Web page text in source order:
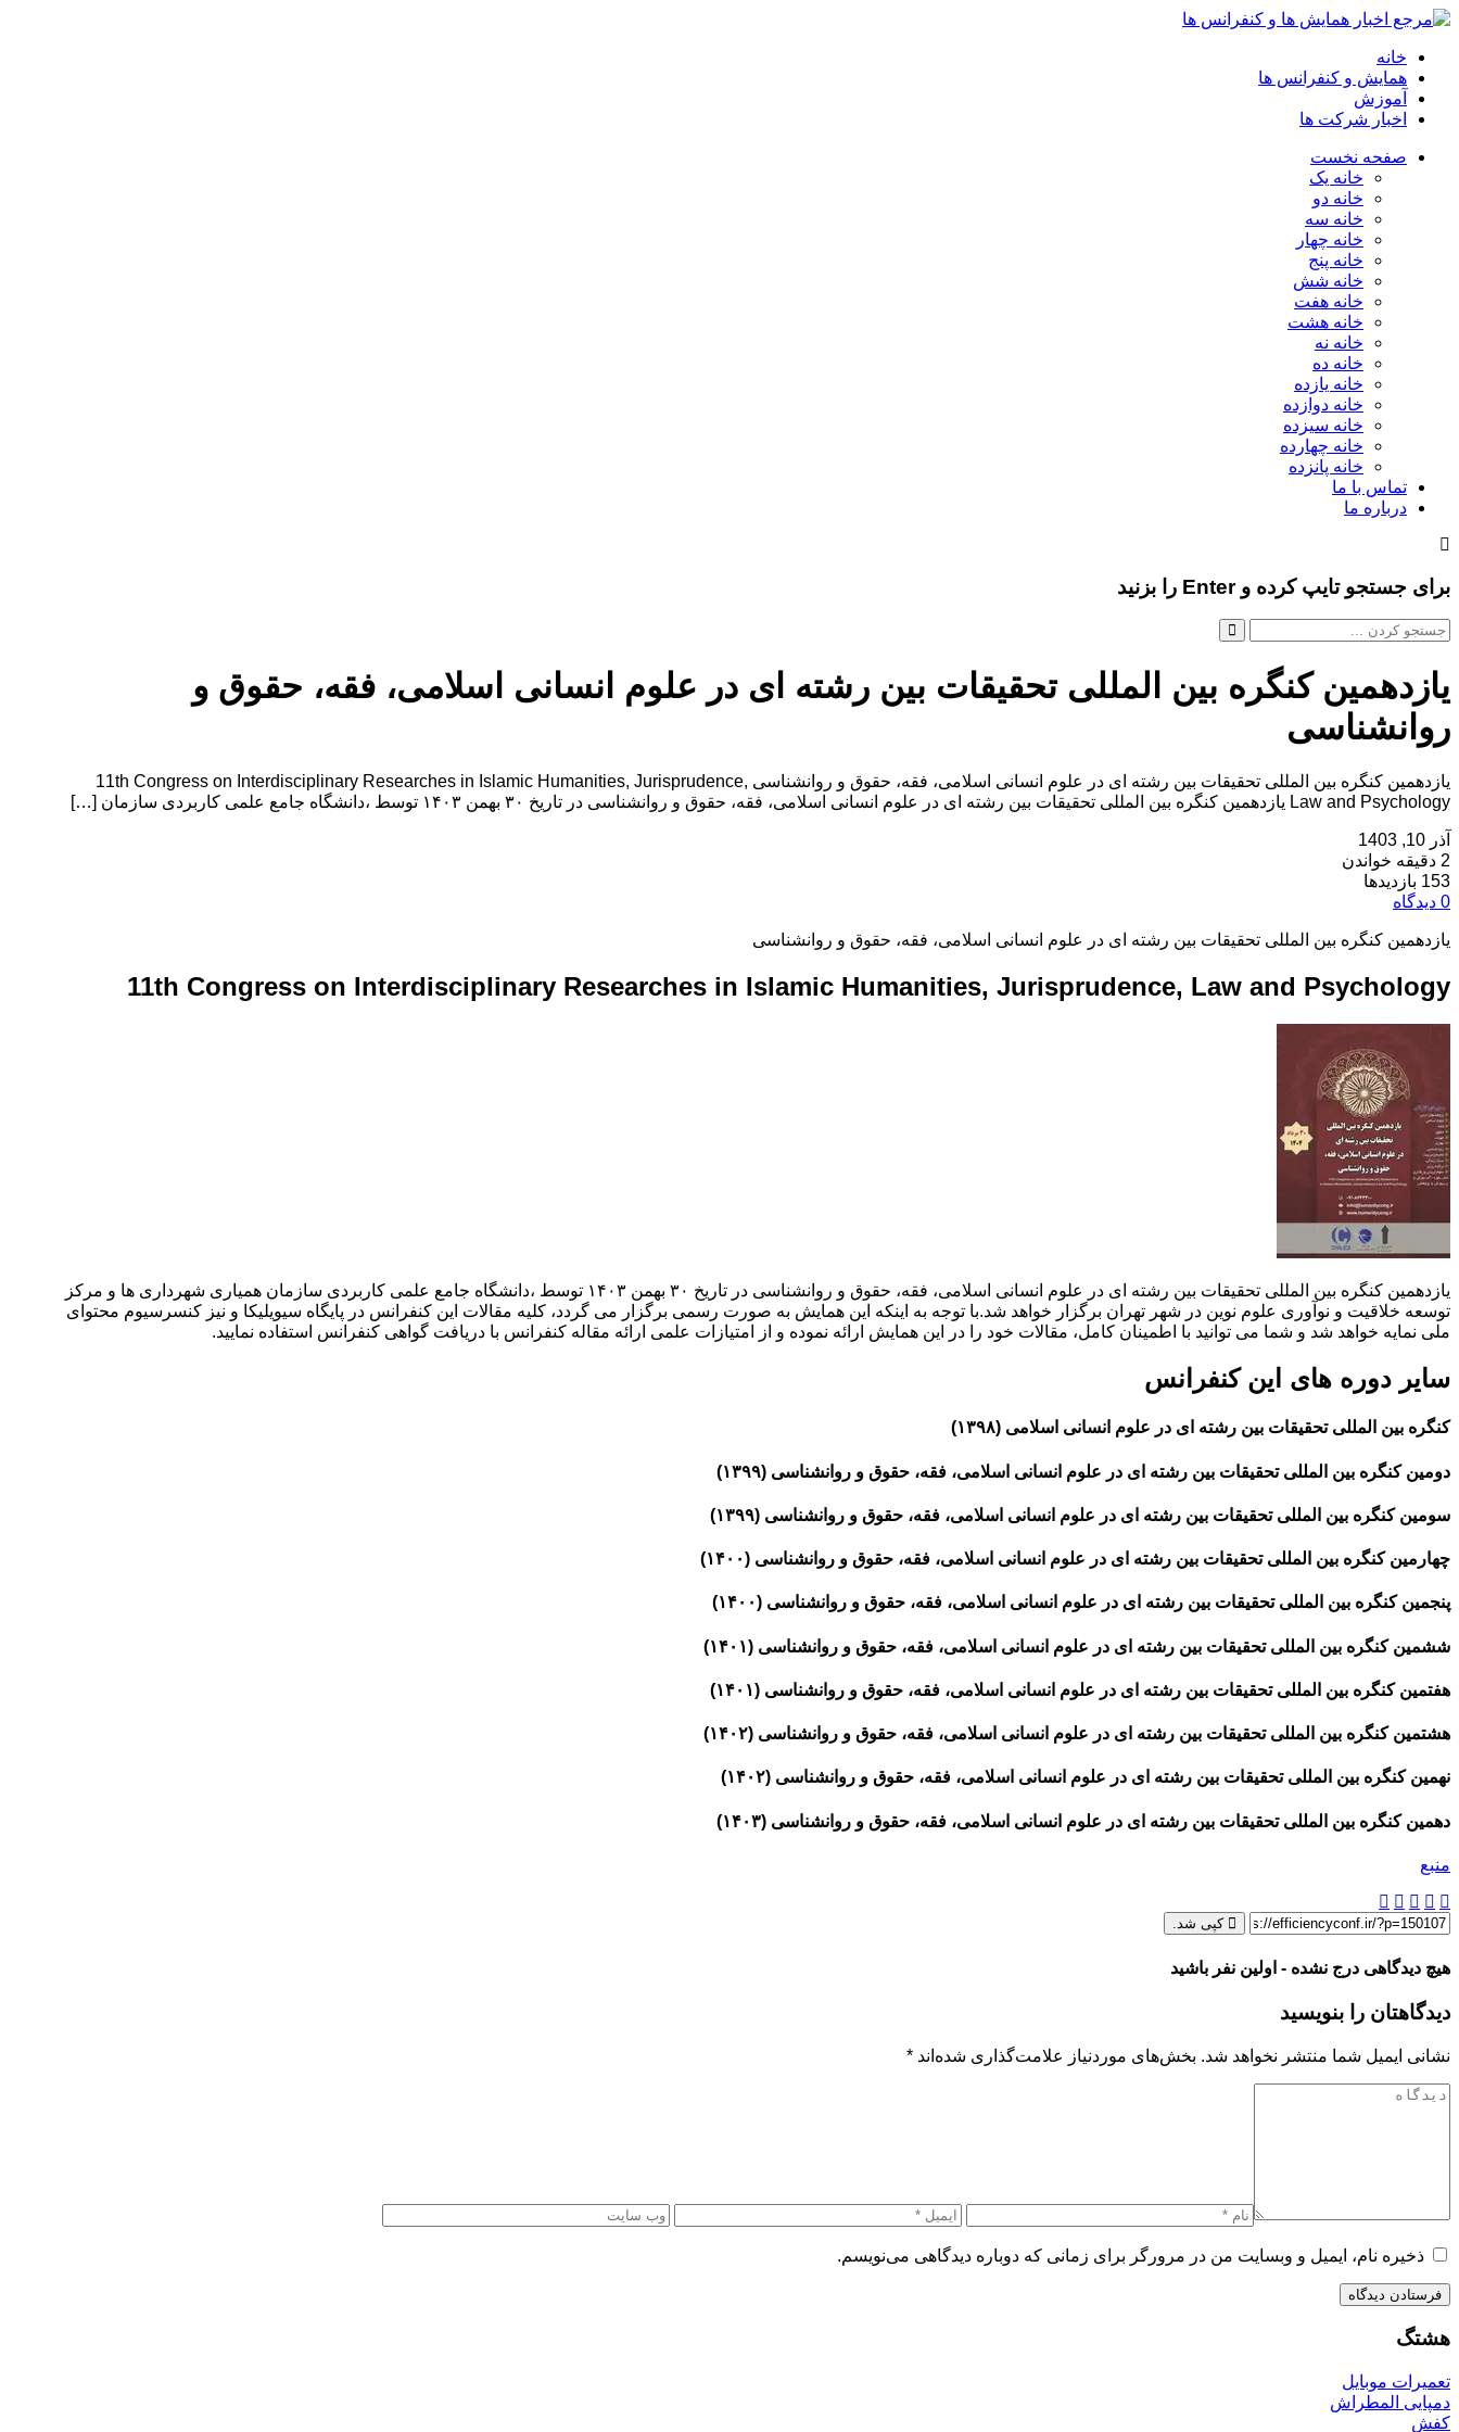
خانه
همایش و کنفرانس ها
آموزش
اخبار شرکت ها
صفحه نخست
خانه یک
خانه دو
خانه سه
خانه چهار
خانه پنج
خانه شش
خانه هفت
خانه هشت
خانه نه
خانه ده
خانه یازده
خانه دوازده
خانه سیزده
خانه چهارده
خانه پانزده
تماس با ما
درباره ما
برای جستجو تایپ کرده و Enter را بزنید
یازدهمین کنگره بین المللی تحقیقات بین رشته ای در علوم انسانی اسلامی، فقه، حقوق و
روانشناسی
یازدهمین کنگره بین المللی تحقیقات بین رشته ای در علوم انسانی اسلامی، فقه، حقوق و روانشناسی 11th Congress on Interdisciplinary Researches in Islamic Humanities, Jurisprudence,
Law and Psychology یازدهمین کنگره بین المللی تحقیقات بین رشته ای در علوم انسانی اسلامی، فقه، حقوق و روانشناسی در تاریخ ۳۰ بهمن ۱۴۰۳ توسط ،دانشگاه جامع علمی کاربردی سازمان […]
آذر 10, 1403
2 دقیقه خواندن
153 بازدیدها
0 دیدگاه
یازدهمین کنگره بین المللی تحقیقات بین رشته ای در علوم انسانی اسلامی، فقه، حقوق و روانشناسی
11th Congress on Interdisciplinary Researches in Islamic Humanities, Jurisprudence, Law and Psychology
یازدهمین کنگره بین المللی تحقیقات بین رشته ای در علوم انسانی اسلامی، فقه، حقوق و روانشناسی در تاریخ ۳۰ بهمن ۱۴۰۳ توسط ،دانشگاه جامع علمی کاربردی سازمان همیاری شهرداری ها و مرکز
توسعه خلاقیت و نوآوری علوم نوین در شهر تهران برگزار خواهد شد.با توجه به اینکه این همایش به صورت رسمی برگزار می گردد، کلیه مقالات این کنفرانس در پایگاه سیویلیکا و نیز کنسرسیوم محتوای
ملی نمایه خواهد شد و شما می توانید با اطمینان کامل، مقالات خود را در این همایش ارائه نموده و از امتیازات علمی ارائه مقاله کنفرانس با دریافت گواهی کنفرانس استفاده نمایید.
سایر دوره های این کنفرانس
کنگره بین المللی تحقیقات بین رشته ای در علوم انسانی اسلامی (۱۳۹۸)
دومین کنگره بین المللی تحقیقات بین رشته ای در علوم انسانی اسلامی، فقه، حقوق و روانشناسی (۱۳۹۹)
سومین کنگره بین المللی تحقیقات بین رشته ای در علوم انسانی اسلامی، فقه، حقوق و روانشناسی (۱۳۹۹)
چهارمین کنگره بین المللی تحقیقات بین رشته ای در علوم انسانی اسلامی، فقه، حقوق و روانشناسی (۱۴۰۰)
پنجمین کنگره بین المللی تحقیقات بین رشته ای در علوم انسانی اسلامی، فقه، حقوق و روانشناسی (۱۴۰۰)
ششمین کنگره بین المللی تحقیقات بین رشته ای در علوم انسانی اسلامی، فقه، حقوق و روانشناسی (۱۴۰۱)
هفتمین کنگره بین المللی تحقیقات بین رشته ای در علوم انسانی اسلامی، فقه، حقوق و روانشناسی (۱۴۰۱)
هشتمین کنگره بین المللی تحقیقات بین رشته ای در علوم انسانی اسلامی، فقه، حقوق و روانشناسی (۱۴۰۲)
نهمین کنگره بین المللی تحقیقات بین رشته ای در علوم انسانی اسلامی، فقه، حقوق و روانشناسی (۱۴۰۲)
دهمین کنگره بین المللی تحقیقات بین رشته ای در علوم انسانی اسلامی، فقه، حقوق و روانشناسی (۱۴۰۳)
منبع
کپی شد.
هیچ دیدگاهی درج نشده - اولین نفر باشید
دیدگاهتان را بنویسید
نشانی ایمیل شما منتشر نخواهد شد. بخش‌های موردنیاز علامت‌گذاری شده‌اند *
ذخیره نام، ایمیل و وبسایت من در مرورگر برای زمانی که دوباره دیدگاهی می‌نویسم.
هشتگ
تعمیرات موبایل
دمپایی المطراش
کفش